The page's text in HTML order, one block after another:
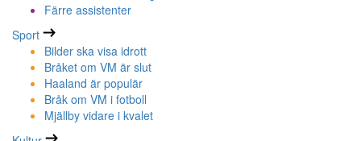
Färre assistenter
Sport
Bilder ska visa idrott
Bråket om VM är slut
Haaland är populär
Bråk om VM i fotboll
Mjällby vidare i kvalet